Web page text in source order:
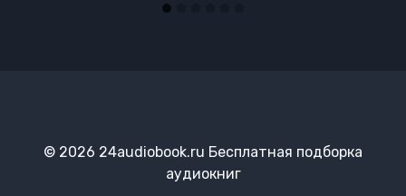
© 2026 24audiobook.ru Бесплатная подборка
аудиокниг